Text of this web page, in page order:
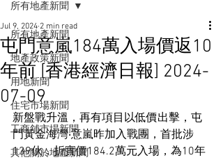
所有地產新聞
地產政策新聞
用地新聞
住宅市場新聞
工商舖市場新聞
其他關於地產新聞
所有地產新聞
屯門意嵐184萬入場價返10
年前 [香港經濟日報] 2024-
07-09
Jul 9, 2024 2 min read
新盤戰升溫，再有項目以低價出擊，屯
門黃金海灣‧意嵐昨加入戰團，首批涉
139伙，折實價184.2萬元入場，為10年